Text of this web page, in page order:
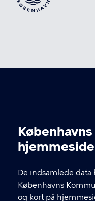
De indsamlede
Københavns
og kort på
Se kontaktinfo
Kultur- og
1602